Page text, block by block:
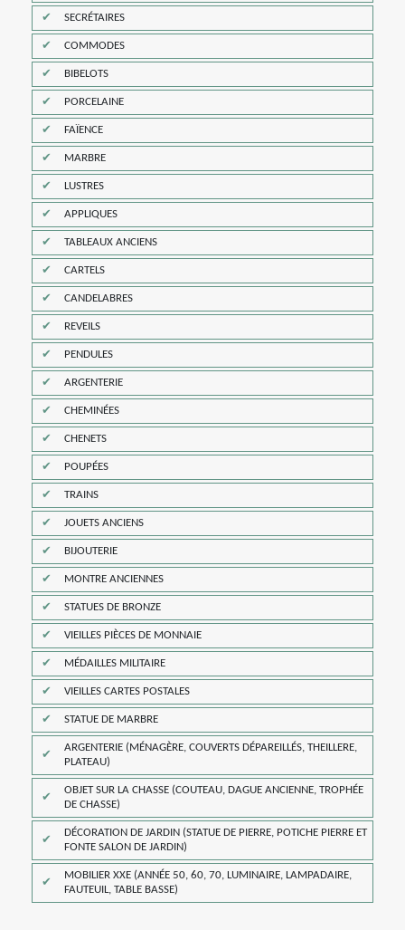
SECRÉTAIRES
COMMODES
BIBELOTS
PORCELAINE
FAÏENCE
MARBRE
LUSTRES
APPLIQUES
TABLEAUX ANCIENS
CARTELS
CANDELABRES
REVEILS
PENDULES
ARGENTERIE
CHEMINÉES
CHENETS
POUPÉES
TRAINS
JOUETS ANCIENS
BIJOUTERIE
MONTRE ANCIENNES
STATUES DE BRONZE
VIEILLES PIÈCES DE MONNAIE
MÉDAILLES MILITAIRE
VIEILLES CARTES POSTALES
STATUE DE MARBRE
ARGENTERIE (MÉNAGÈRE, COUVERTS DÉPAREILLÉS, THEILLERE,
PLATEAU)
OBJET SUR LA CHASSE (COUTEAU, DAGUE ANCIENNE, TROPHÉE
DE CHASSE)
DÉCORATION DE JARDIN (STATUE DE PIERRE, POTICHE PIERRE ET
FONTE SALON DE JARDIN)
MOBILIER XXE (ANNÉE 50, 60, 70, LUMINAIRE, LAMPADAIRE,
FAUTEUIL, TABLE BASSE)